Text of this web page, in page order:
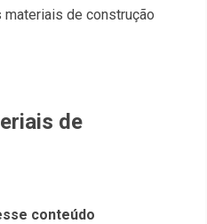
de construção
de
conteúdo